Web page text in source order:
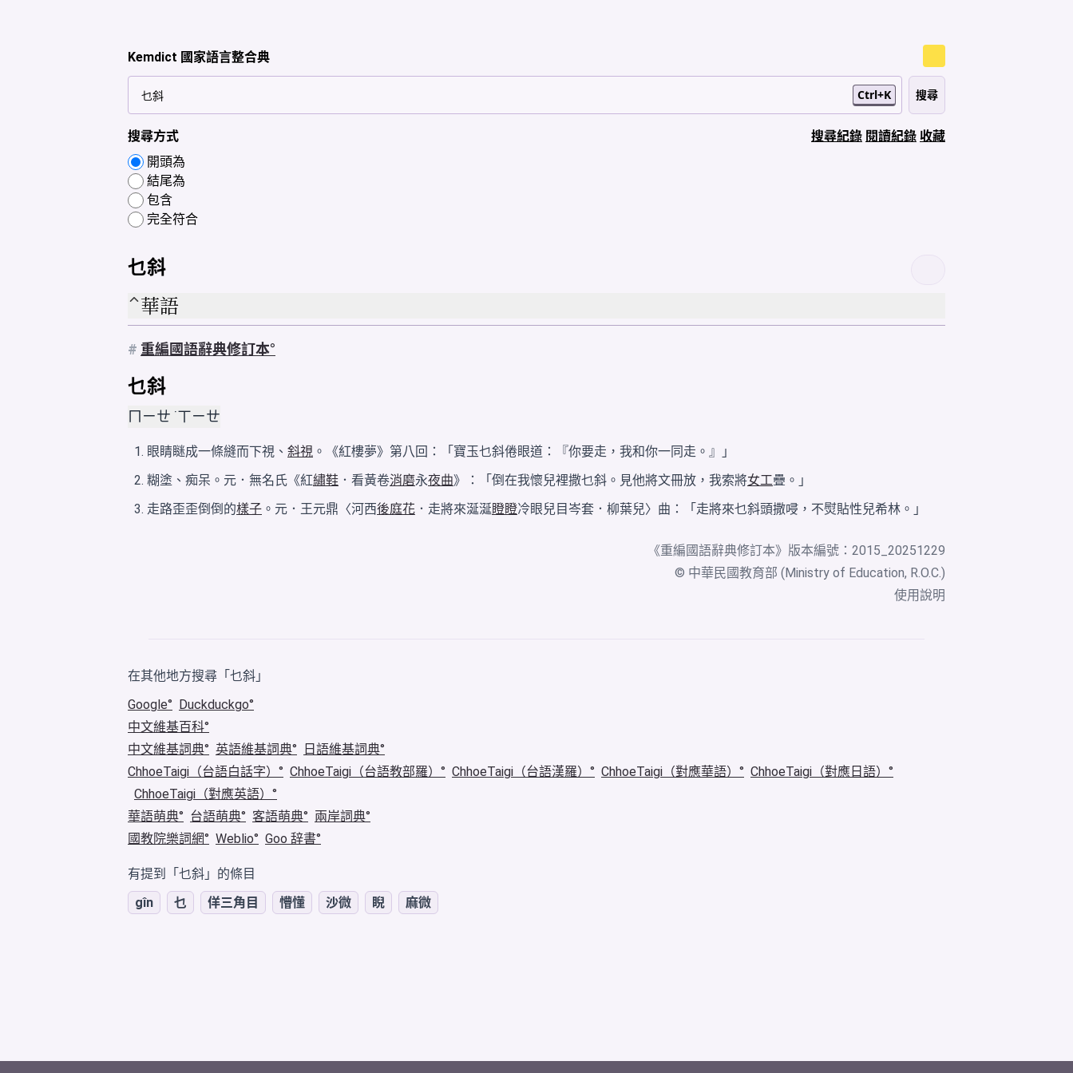
Kemdict 國家語言整合典
Ctrl+K
搜尋方式
開頭為
結尾為
包含
完全符合
搜尋紀錄 閱讀紀錄 收藏
乜斜
華語
# 重編國語辭典修訂本
乜斜
ㄇㄧㄝ ˙ㄒㄧㄝ
眼睛瞇成一條縫而下視、 斜視 。《紅樓夢》第八回：「寶玉乜斜倦眼道：『你要走，我和你一同走。』」
糊塗、痴呆。元．無名氏《紅繡鞋 ．看黃卷消磨永夜曲》：「倒在我懷兒裡撒乜斜。見他將文冊放，我索將女工疊。」
走路歪歪倒倒的樣子 。元．王元鼎〈河西後庭花 ．走將來涎涎瞪瞪冷眼兒目岑套．柳葉兒〉曲：「走將來乜斜頭撒唚，不熨貼性兒希林。」
《重編國語辭典修訂本》版本編號：2015_20251229
© 中華民國教育部 (Ministry of Education, R.O.C.)
使用說明
在其他地方搜尋「乜斜」
Google
Duckduckgo
中文維基百科
中文維基詞典
英語維基詞典
日語維基詞典
ChhoeTaigi（台語白話字）
ChhoeTaigi（台語教部羅） ChhoeTaigi（台語漢羅） ChhoeTaigi（對應華語）
ChhoeTaigi（對應日語）
ChhoeTaigi（對應英語）
華語萌典
台語萌典 客語萌典
兩岸詞典
國教院樂詞網
Weblio Goo 辞書
有提到「乜斜」的條目
gîn
乜 佯三角目 懵懂 沙微 睨 麻微